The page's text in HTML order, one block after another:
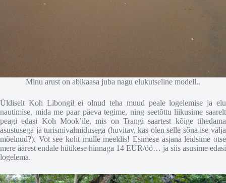
Minu arust on abikaasa juba nagu elukutseline modell..
Üldiselt Koh Libongil ei olnud teha muud peale logelemise ja elu
nautimise, mida me paar päeva tegime, ning seetõttu liikusime saarelt
peagi edasi Koh Mook’ile, mis on Trangi saartest kõige tihedama
asustusega ja turismivalmidusega (huvitav, kas olen selle sõna ise välja
mõelnud?). Vot see koht mulle meeldis! Esimese asjana leidsime otse
mere äärest endale hütikese hinnaga 14 EUR/öö… ja siis asusime edasi
logelema.